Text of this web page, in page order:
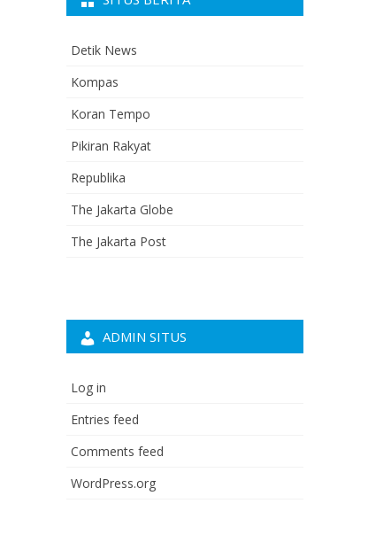
Detik News
Kompas
Koran Tempo
Pikiran Rakyat
Republika
The Jakarta Globe
The Jakarta Post
ADMIN SITUS
Log in
Entries feed
Comments feed
WordPress.org